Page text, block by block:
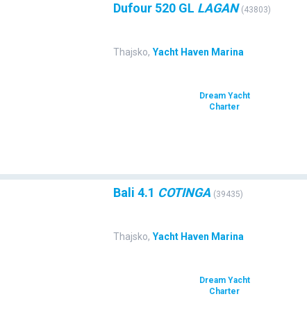
Dufour 520 GL LAGAN (43803)
Thajsko, Yacht Haven Marina
Dream Yacht
Charter
Bali 4.1 COTINGA (39435)
Thajsko, Yacht Haven Marina
Dream Yacht
Charter